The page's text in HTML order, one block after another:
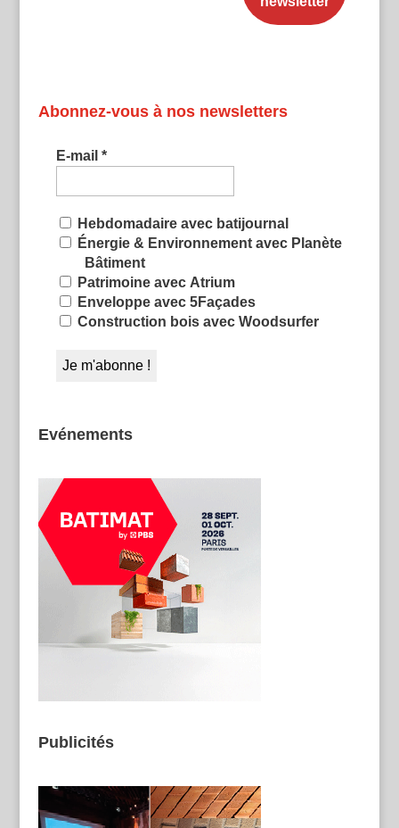
Abonnez-vous à nos newsletters
E-mail *
Hebdomadaire avec batijournal
Énergie & Environnement avec Planète
Bâtiment
Patrimoine avec Atrium
Enveloppe avec 5Façades
Construction bois avec Woodsurfer
Evénements
Publicités